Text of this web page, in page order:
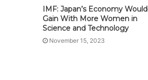
IMF: Japan’s Economy Would
Gain With More Women in
Science and Technology
November 15, 2023